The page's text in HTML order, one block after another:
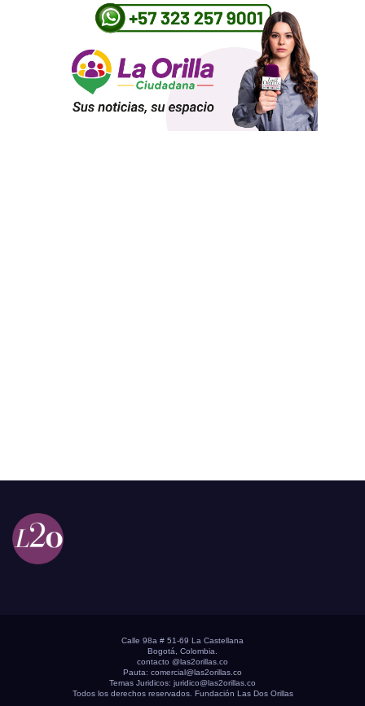
Calle 98a # 51-69 La Castellana
Bogotá, Colombia.
contacto @las2orillas.co
Pauta: comercial@las2orillas.co
Temas Juridicos: juridico@las2orillas.co
Todos los derechos reservados. Fundación Las Dos Orillas